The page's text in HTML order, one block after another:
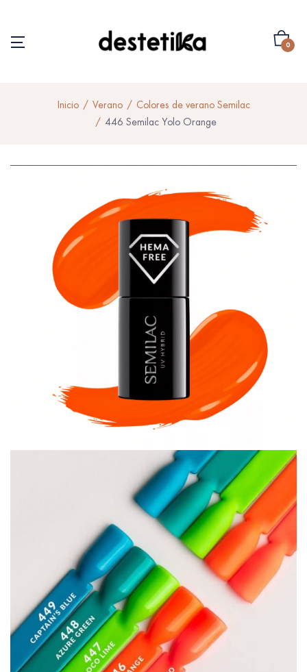
0
Inicio Verano
Colores de verano Semilac
446 Semilac Yolo Orange